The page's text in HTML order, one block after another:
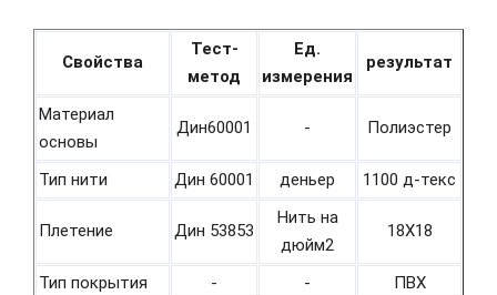
Свойства
Тест-
метод
Ед.
измерения
результат
Материал
основы
Дин60001 - Полиэстер
Тип нити Дин 60001 деньер 1100 д-текс
Плетение Дин 53853
Нить на
дюйм2
18Х18
Тип покрытия - -
ПВХ